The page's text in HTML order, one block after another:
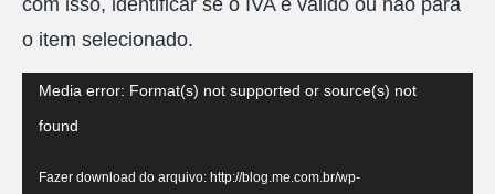
o item selecionado.
Tocador
de
Media error: Format(s) not supported or source(s) not
found
Fazer download do arquivo: http://blog.me.com.br/wp-